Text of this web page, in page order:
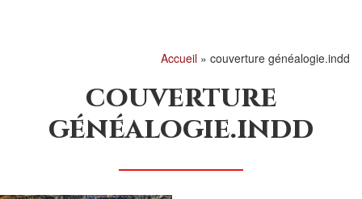
Accueil » couverture généalogie.indd
couverture
généalogie.indd